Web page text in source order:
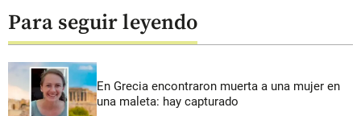
Para seguir leyendo
En Grecia encontraron muerta a una mujer en
una maleta: hay capturado